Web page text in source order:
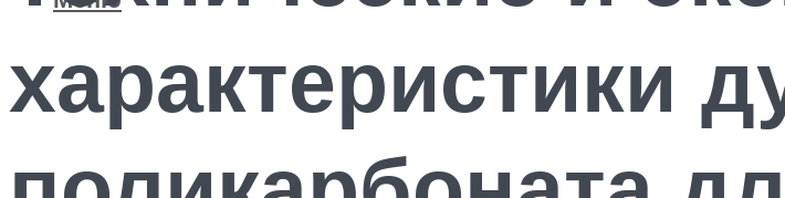
характеристики